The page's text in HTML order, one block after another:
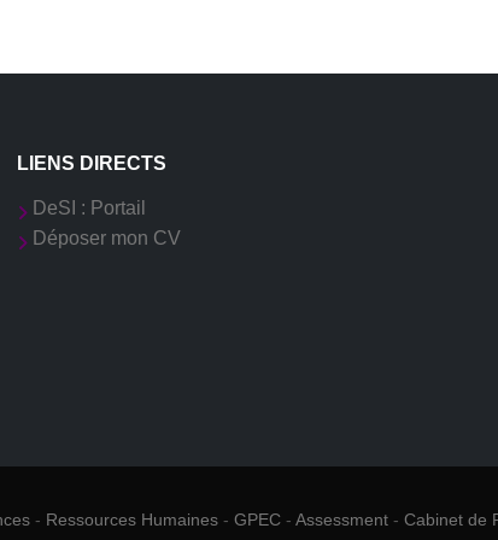
LIENS DIRECTS
DeSI : Portail
Déposer mon CV
- Ressources Humaines - GPEC - Assessment - Cabinet de